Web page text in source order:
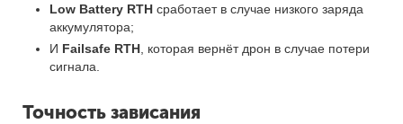
Low Battery RTH сработает в случае низкого заряда
аккумулятора;
И Failsafe RTH , которая вернёт дрон в случае потери
сигнала.
Точность зависания